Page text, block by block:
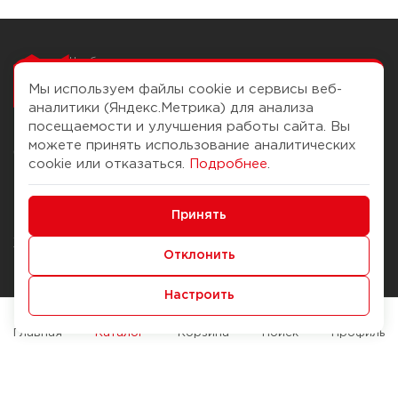
Чтобы вам легко
О компании
История Компании
Журнал
Наши марки
Брендирование
Помощь
Доставка и оплата
Способы оплаты
Служба контроля качества
Мы используем файлы cookie и сервисы веб-
аналитики (Яндекс.Метрика) для анализа
посещаемости и улучшения работы сайта. Вы
можете принять использование аналитических
cookie или отказаться.
Подробнее
Принять
Отклонить
Настроить
Главная Каталог Корзина Поиск Профиль